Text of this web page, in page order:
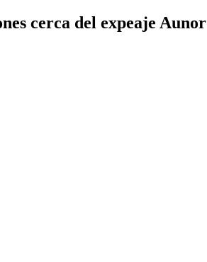
cerca del expeaje Aunor